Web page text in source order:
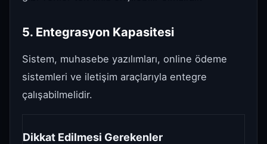
5. Entegrasyon Kapasitesi
Sistem, muhasebe yazılımları, online ödeme
sistemleri ve iletişim araçlarıyla entegre
çalışabilmelidir.
Dikkat Edilmesi Gerekenler